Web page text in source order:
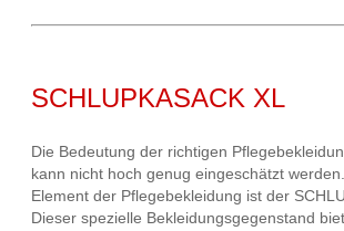
SCHLUPKASACK XL
Die Bedeutung der richtigen
kann nicht hoch genug eingeschätzt
Element der Pflegebekleidung ist der
Dieser spezielle Bekleidungsgegenstand